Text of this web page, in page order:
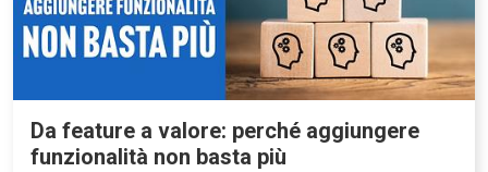
Da feature a valore: perché aggiungere
funzionalità non basta più